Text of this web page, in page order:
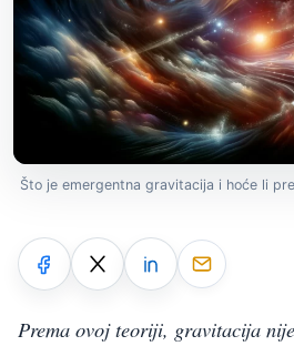
Što je emergentna gravitacija i hoće li
Prema ovoj teoriji, gravitacija